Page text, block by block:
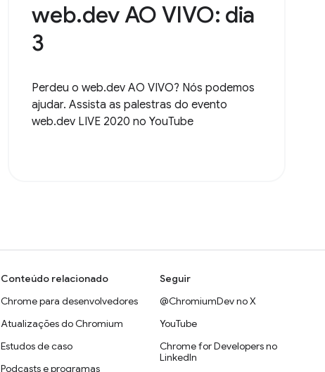
web.dev AO VIVO: dia
3
Perdeu o web.dev AO VIVO? Nós podemos
ajudar. Assista as palestras do evento
web.dev LIVE 2020 no YouTube
Conteúdo relacionado
Chrome para desenvolvedores
Atualizações do Chromium
Estudos de caso
Podcasts e programas
Seguir
@ChromiumDev no X
YouTube
Chrome for Developers no
LinkedIn